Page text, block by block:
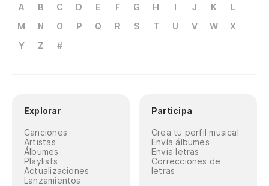
A B C D E F G H I J K
L
M
N O P Q R S T U V W
X
Y
Z #
Explorar
Canciones
Artistas
Álbumes
Playlists
Actualizaciones
Lanzamientos
Participa
Crea tu perfil musical
Envía álbumes
Envía letras
Correcciones de
letras